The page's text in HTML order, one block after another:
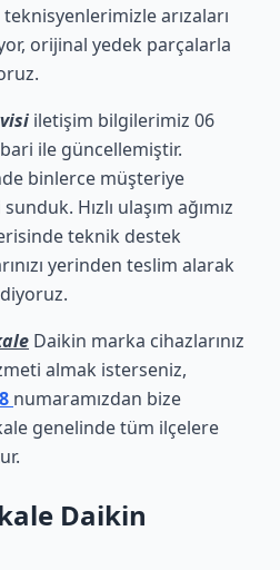
arızaları
orijinal yedek parçalarla
iletişim bilgilerimiz 06
ile güncellemiştir.
binlerce müşteriye
Hızlı ulaşım ağımız
teknik destek
yerinden teslim alarak
Daikin marka cihazlarınız
almak isterseniz,
numaramızdan bize
genelinde tüm ilçelere
Daikin